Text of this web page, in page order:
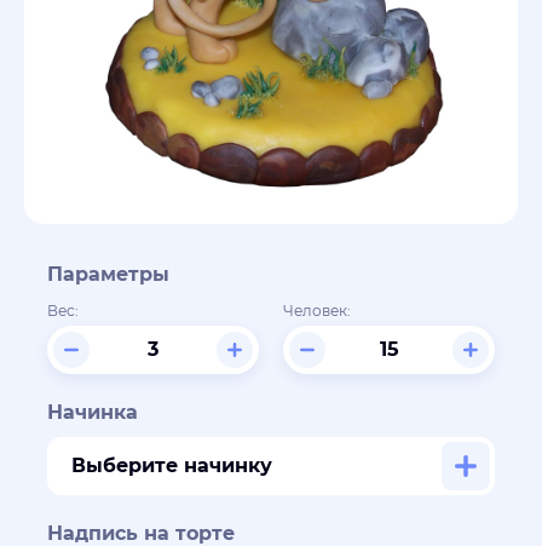
Параметры
Вес: Человек:
Начинка
Выберите начинку
Надпись на торте